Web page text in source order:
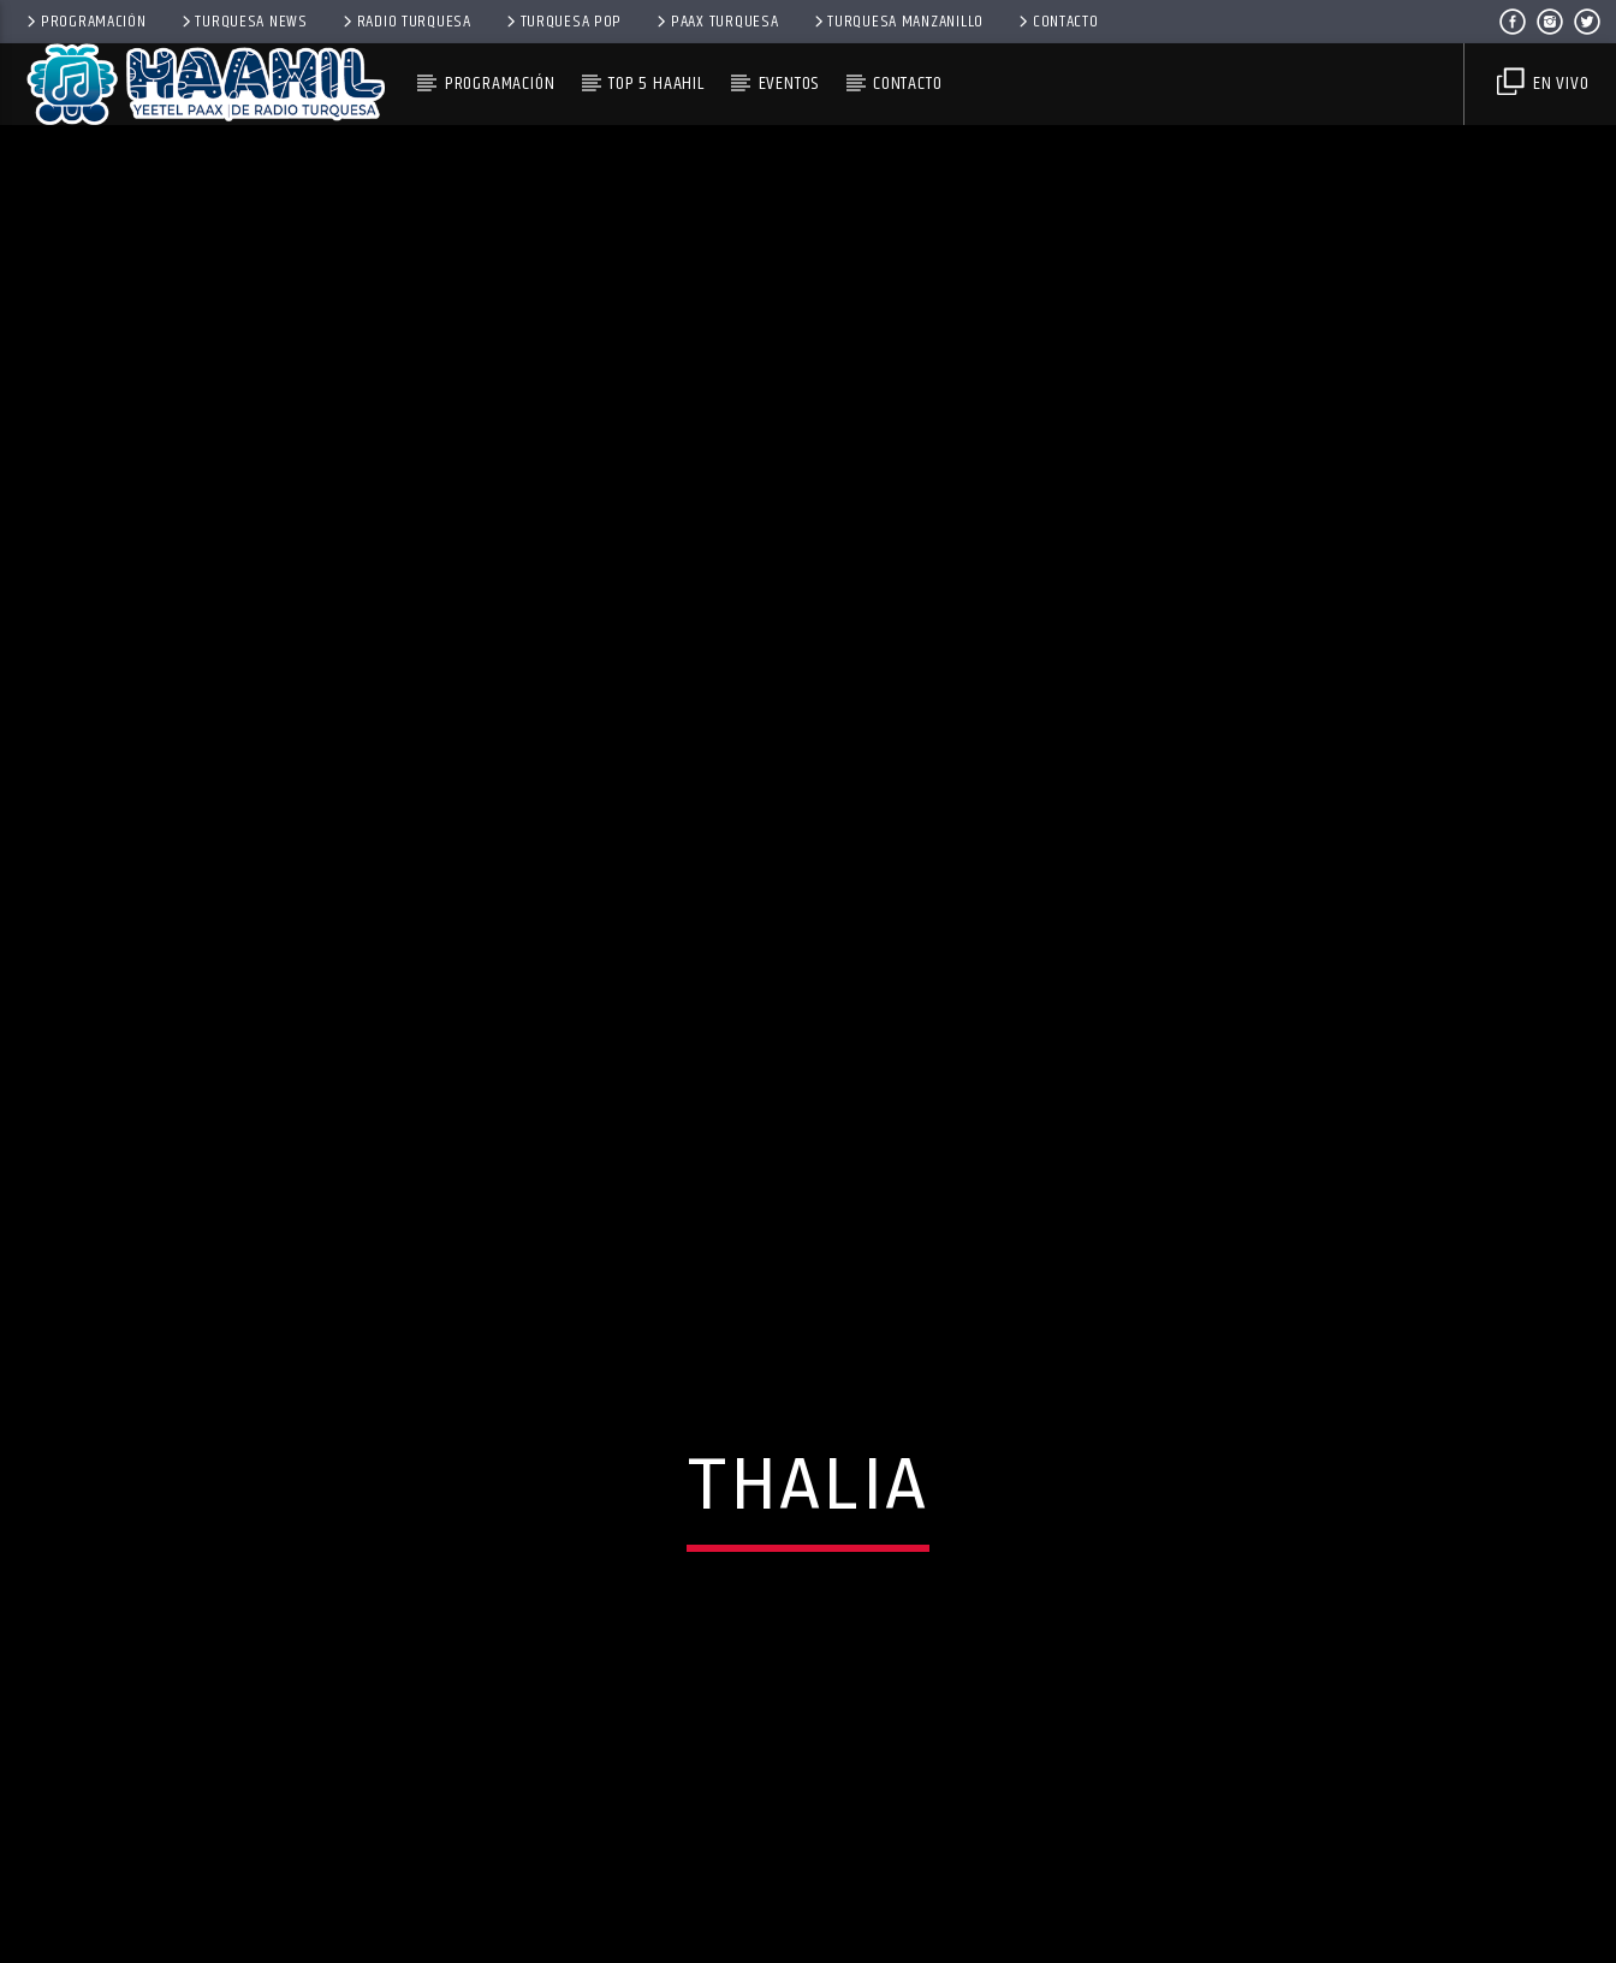
PROGRAMACIÓN TURQUESA NEWS RADIO TURQUESA TURQUESA POP PAAX TURQUESA TURQUESA MANZANILLO CONTACTO
PROGRAMACIÓN TOP 5 HAAHIL EVENTOS CONTACTO EN VIVO
THALIA